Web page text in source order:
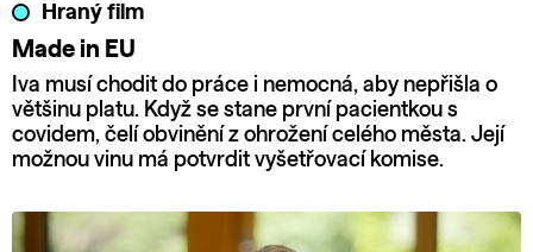
Hraný film
Made in EU
Iva musí chodit do práce i nemocná, aby nepřišla o
většinu platu. Když se stane první pacientkou s
covidem, čelí obvinění z ohrožení celého města. Její
možnou vinu má potvrdit vyšetřovací komise.